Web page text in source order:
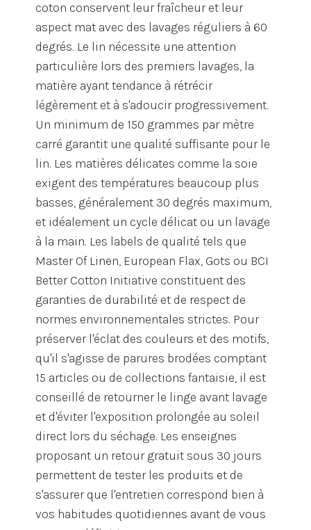
coton conservent leur fraîcheur et leur
aspect mat avec des lavages réguliers à 60
degrés. Le lin nécessite une attention
particulière lors des premiers lavages, la
matière ayant tendance à rétrécir
légèrement et à s'adoucir progressivement.
Un minimum de 150 grammes par mètre
carré garantit une qualité suffisante pour le
lin. Les matières délicates comme la soie
exigent des températures beaucoup plus
basses, généralement 30 degrés maximum,
et idéalement un cycle délicat ou un lavage
à la main. Les labels de qualité tels que
Master Of Linen, European Flax, Gots ou BCI
Better Cotton Initiative constituent des
garanties de durabilité et de respect de
normes environnementales strictes. Pour
préserver l'éclat des couleurs et des motifs,
qu'il s'agisse de parures brodées comptant
15 articles ou de collections fantaisie, il est
conseillé de retourner le linge avant lavage
et d'éviter l'exposition prolongée au soleil
direct lors du séchage. Les enseignes
proposant un retour gratuit sous 30 jours
permettent de tester les produits et de
s'assurer que l'entretien correspond bien à
vos habitudes quotidiennes avant de vous